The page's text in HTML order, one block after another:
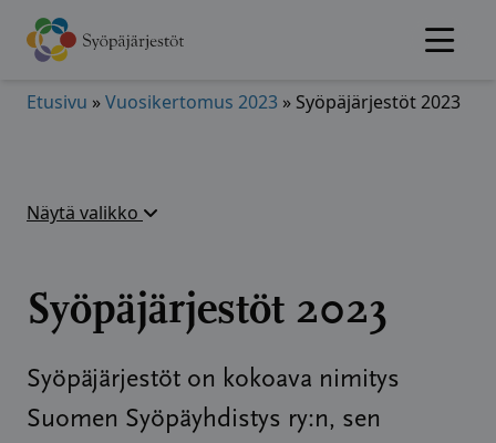
Hyppää
sisältöön
Etusivu »Vuosikertomus 2023 » Syöpäjärjestöt 2023
Näytä valikko
Syöpäjärjestöt 2023
Syöpäjärjestöt on kokoava nimitys
Suomen Syöpäyhdistys ry:n, sen